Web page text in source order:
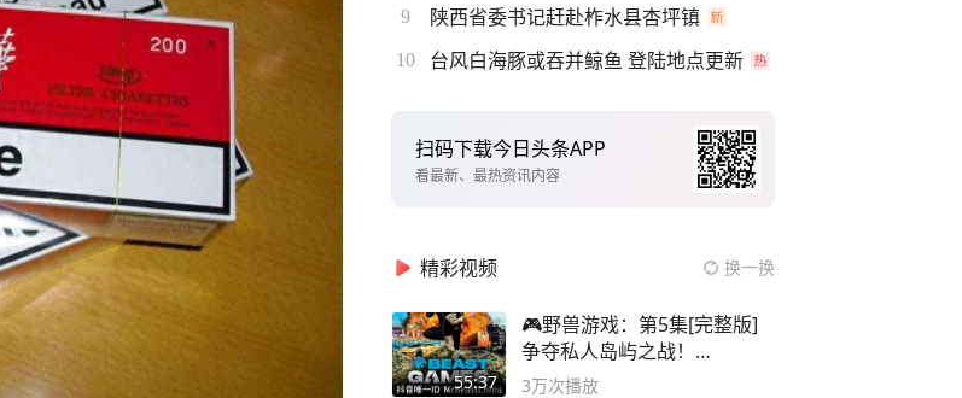
9 陕西省委书记赶赴柞水县杏坪镇
10 台风白海豚或吞并鲸鱼 登陆地点更新
扫码下载今日头条APP
看最新、最热资讯内容
精彩视频 换一换
55:37
🎮野兽游戏：第5集[完整版]
争夺私人岛屿之战！
#MrBeastChina
3万次播放